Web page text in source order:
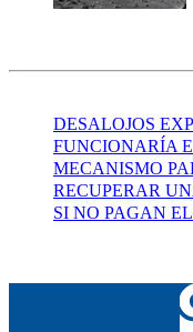
DESALOJOS
FUNCIONARÍA
MECANISMO
RECUPERAR
SI NO PAGAN